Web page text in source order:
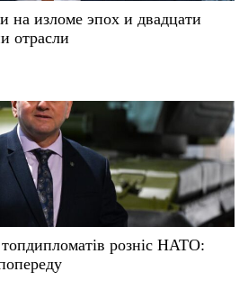
на изломе эпох и двадцати
отрасли
розніс НАТО: